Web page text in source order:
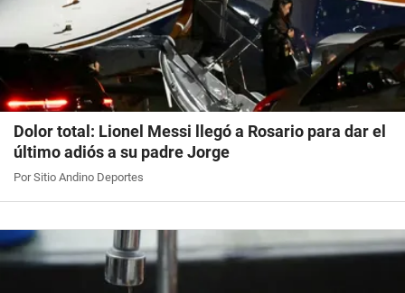
Dolor total: Lionel Messi llegó a Rosario para dar el
último adiós a su padre Jorge
Por Sitio Andino Deportes